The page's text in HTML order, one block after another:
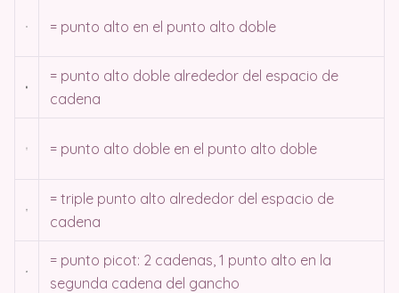
= punto alto en el punto alto doble
= punto alto doble alrededor del espacio de
cadena
= punto alto doble en el punto alto doble
= triple punto alto alrededor del espacio de
cadena
= punto picot: 2 cadenas, 1 punto alto en la
segunda cadena del gancho